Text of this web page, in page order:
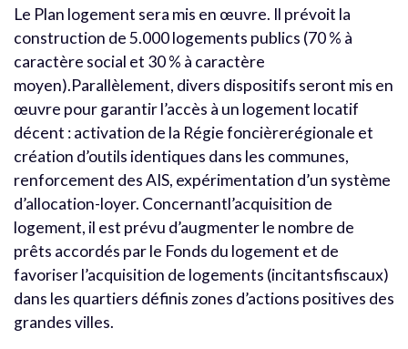
Le Plan logement sera mis en œuvre. Il prévoit la
construction de 5.000 logements publics (70 % à
caractère social et 30 % à caractère
moyen).Parallèlement, divers dispositifs seront mis en
œuvre pour garantir l’accès à un logement locatif
décent : activation de la Régie foncièrerégionale et
création d’outils identiques dans les communes,
renforcement des AIS, expérimentation d’un système
d’allocation-loyer. Concernantl’acquisition de
logement, il est prévu d’augmenter le nombre de
prêts accordés par le Fonds du logement et de
favoriser l’acquisition de logements (incitantsfiscaux)
dans les quartiers définis zones d’actions positives des
grandes villes.